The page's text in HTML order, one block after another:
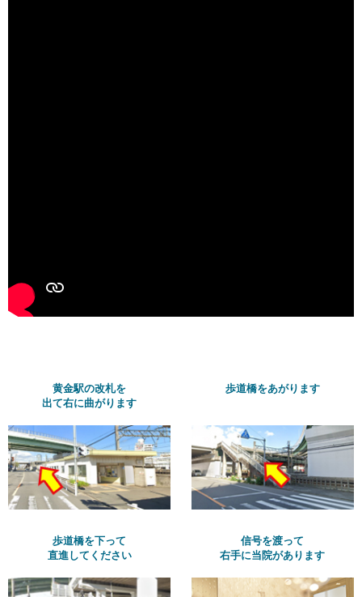
黄金駅の改札を
出て右に曲がります
歩道橋をあがります
歩道橋を下って
直進してください
信号を渡って
右手に当院があります